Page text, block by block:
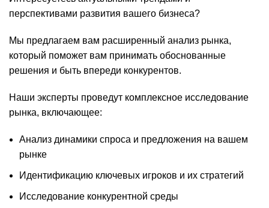
перспективами развития вашего бизнеса?
Мы предлагаем вам расширенный анализ рынка,
который поможет вам принимать обоснованные
решения и быть впереди конкурентов.
Наши эксперты проведут комплексное исследование
рынка, включающее:
Анализ динамики спроса и предложения на вашем
рынке
Идентификацию ключевых игроков и их стратегий
Исследование конкурентной среды